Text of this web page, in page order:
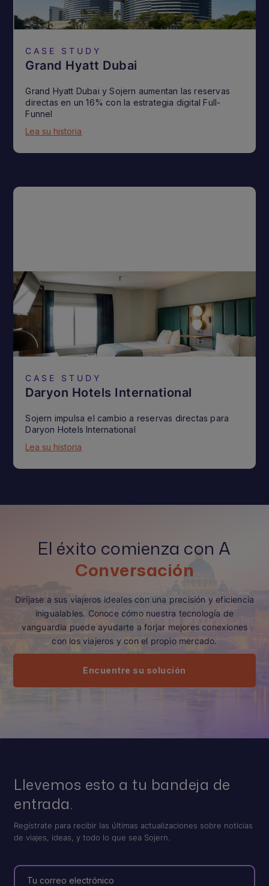
CASE STUDY
Grand Hyatt Dubai
Grand Hyatt Dubai y Sojern aumentan las reservas
directas en un 16% con la estrategia digital Full-
Funnel
Lea su historia
CASE STUDY
Daryon Hotels International
Sojern impulsa el cambio a reservas directas para
Daryon Hotels International
Lea su historia
El éxito comienza con A
Conversación
Diríjase a sus viajeros ideales con una precisión y eficiencia
inigualables. Conoce cómo nuestra tecnología de
vanguardia puede ayudarte a forjar mejores conexiones
con los viajeros y con el propio mercado.
Encuentre su solución
Llevemos esto a tu bandeja de
entrada.
Regístrate para recibir las últimas actualizaciones sobre noticias
de viajes, ideas, y todo lo que sea Sojern.